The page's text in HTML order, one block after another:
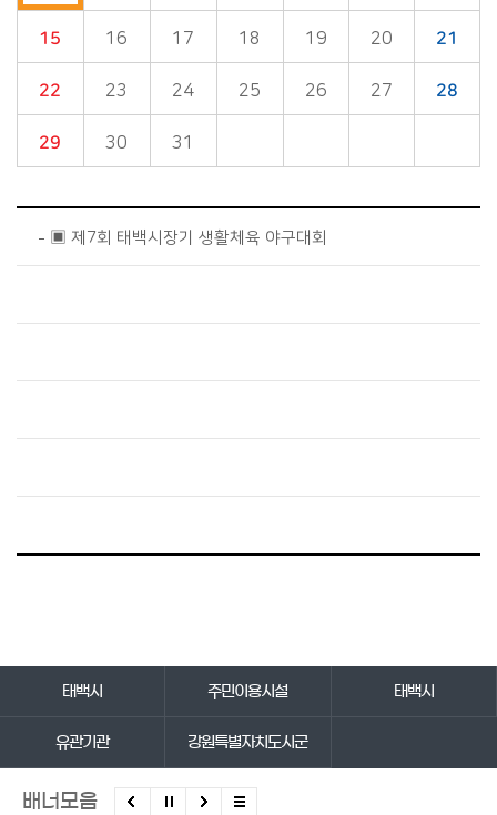
15 16 17 18 19 20 21
22 23 24 25 26 27 28
29 30 31
▣ 제7회 태백시장기 생활체육 야구대회
태백시 주민이용시설 태백시
유관기관 강원특별자치도시군
배너모음